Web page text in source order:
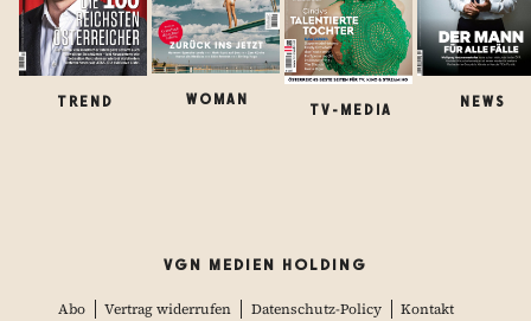
TREND WOMAN
TV-MEDIA
NEWS
VGN MEDIEN HOLDING
Abo Vertrag widerrufen Datenschutz-Policy
Kontakt